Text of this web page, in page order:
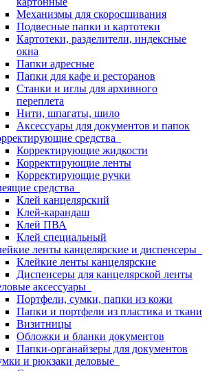
Механизмы для скоросшивания
Подвесные папки и картотеки
Картотеки, разделители, индексные
окна
Папки адресные
Папки для кафе и ресторанов
Станки и иглы для архивного
переплета
Нити, шпагаты, шило
Аксессуары для документов и папок
средства
Корректирующие жидкости
Корректирующие ленты
Корректирующие ручки
средства
Клей канцелярский
Клей-карандаш
Клей ПВА
Клей специальный
ленты канцелярские и диспенсеры
Клейкие ленты канцелярские
Диспенсеры для канцелярской ленты
аксессуары
Портфели, сумки, папки из кожи
Папки и портфели из пластика и ткани
Визитницы
Обложки и бланки документов
Папки-органайзеры для документов
и рюкзаки деловые